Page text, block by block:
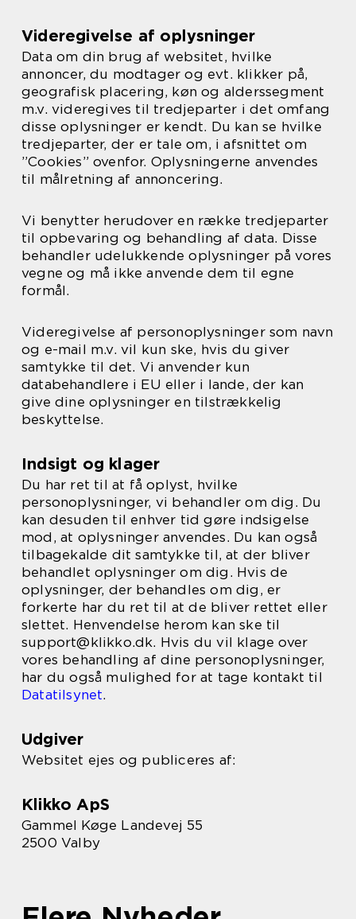
Videregivelse af oplysninger
Data om din brug af websitet, hvilke
annoncer, du modtager og evt. klikker på,
geografisk placering, køn og alderssegment
m.v. videregives til tredjeparter i det omfang
disse oplysninger er kendt. Du kan se hvilke
tredjeparter, der er tale om, i afsnittet om
”Cookies” ovenfor. Oplysningerne anvendes
til målretning af annoncering.
Vi benytter herudover en række tredjeparter
til opbevaring og behandling af data. Disse
behandler udelukkende oplysninger på vores
vegne og må ikke anvende dem til egne
formål.
Videregivelse af personoplysninger som navn
og e-mail m.v. vil kun ske, hvis du giver
samtykke til det. Vi anvender kun
databehandlere i EU eller i lande, der kan
give dine oplysninger en tilstrækkelig
beskyttelse.
Indsigt og klager
Du har ret til at få oplyst, hvilke
personoplysninger, vi behandler om dig. Du
kan desuden til enhver tid gøre indsigelse
mod, at oplysninger anvendes. Du kan også
tilbagekalde dit samtykke til, at der bliver
behandlet oplysninger om dig. Hvis de
oplysninger, der behandles om dig, er
forkerte har du ret til at de bliver rettet eller
slettet. Henvendelse herom kan ske til
support@klikko.dk. Hvis du vil klage over
vores behandling af dine personoplysninger,
har du også mulighed for at tage kontakt til
Datatilsynet.
Udgiver
Websitet ejes og publiceres af:
Klikko ApS
Gammel Køge Landevej 55
2500 Valby